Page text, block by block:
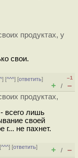
продуктах, у
свои.
] [^^^] [ответить]
–1
+ / –
продуктах,
всего лишь
своей
г... не пахнет.
^^^] [ответить]
+ / –